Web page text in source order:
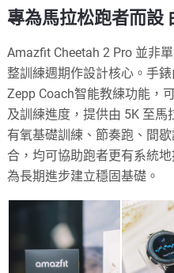
專為馬拉松跑者而設
Amazfit Cheetah 2 Pro 並非
整訓練週期作設計核心。手
Zepp Coach智能教練功能，
及訓練進度，提供由 5K 至
有氧基礎訓練、節奏跑、間
合，均可協助跑者更有系統
為長期進步建立穩固基礎。